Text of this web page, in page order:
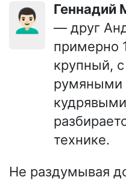
👨🏻‍🦱
— друг
примерно
крупный,
румяными
технике.
Не раздумывая